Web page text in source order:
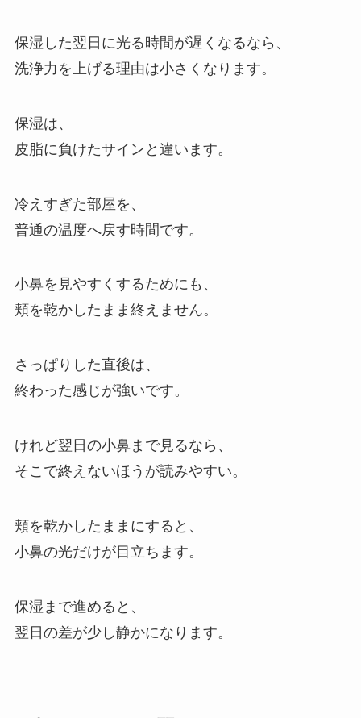
保湿した翌日に光る時間が遅くなるなら、
洗浄力を上げる理由は小さくなります。
保湿は、
皮脂に負けたサインと違います。
冷えすぎた部屋を、
普通の温度へ戻す時間です。
小鼻を見やすくするためにも、
頬を乾かしたまま終えません。
さっぱりした直後は、
終わった感じが強いです。
けれど翌日の小鼻まで見るなら、
そこで終えないほうが読みやすい。
頬を乾かしたままにすると、
小鼻の光だけが目立ちます。
保湿まで進めると、
翌日の差が少し静かになります。